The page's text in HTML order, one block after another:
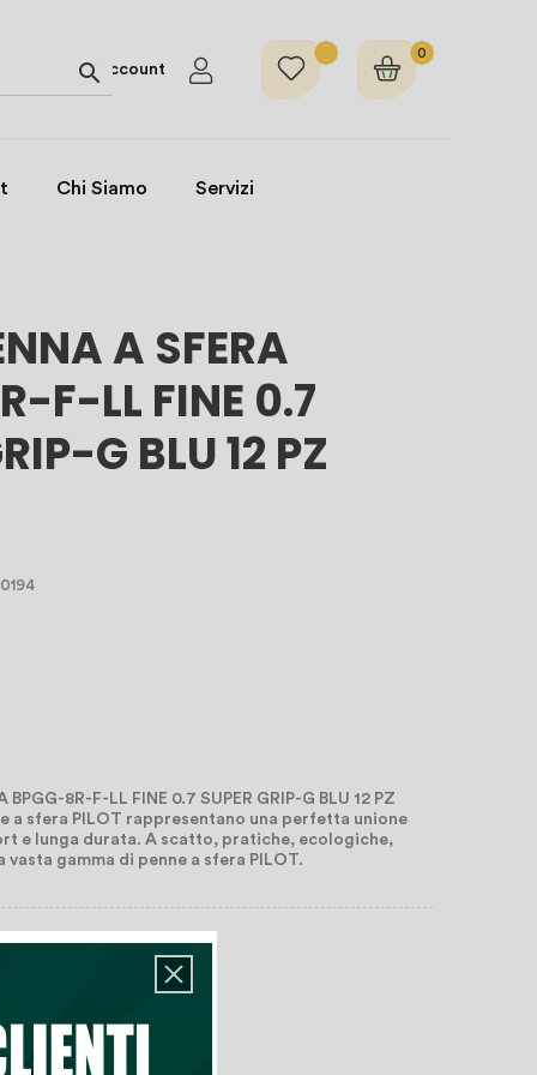
 Account
0
Chi Siamo Servizi
A SFERA
F-LL FINE 0.7
G BLU 12 PZ
BPGG-8R-F-LL FINE 0.7 SUPER GRIP-G BLU 12 PZ
a sfera PILOT rappresentano una perfetta unione
e lunga durata. A scatto, pratiche, ecologiche,
gamma di penne a sfera PILOT.